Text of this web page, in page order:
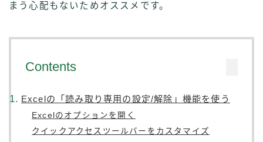
まう心配もないためオススメです。
Contents
Excelの「読み取り専用の設定/解除」機能を使う
Excelのオプションを開く
クイックアクセスツールバーをカスタマイズ